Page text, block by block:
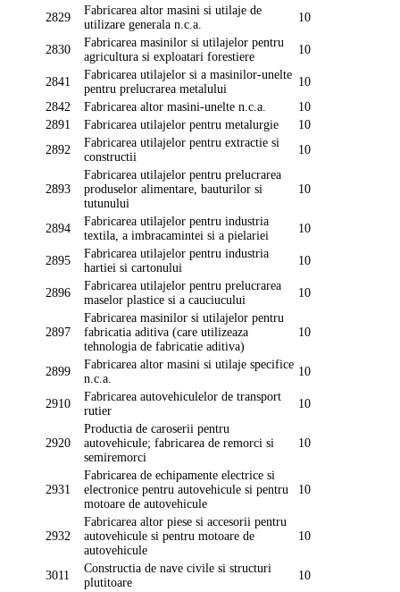
2829
Fabricarea altor masini si utilaje de
utilizare generala n.c.a.
10
2830
Fabricarea masinilor si utilajelor pentru
agricultura si exploatari forestiere
10
2841
Fabricarea utilajelor si a masinilor-unelte
pentru prelucrarea metalului
10
2842
Fabricarea altor masini-unelte n.c.a.
10
2891
Fabricarea utilajelor pentru metalurgie
10
2892
Fabricarea utilajelor pentru extractie si
constructii
10
2893
Fabricarea utilajelor pentru prelucrarea
produselor alimentare, bauturilor si
tutunului
10
2894
Fabricarea utilajelor pentru industria
textila, a imbracamintei si a pielariei
10
2895
Fabricarea utilajelor pentru industria
hartiei si cartonului
10
2896
Fabricarea utilajelor pentru prelucrarea
maselor plastice si a cauciucului
10
2897
Fabricarea masinilor si utilajelor pentru
fabricatia aditiva (care utilizeaza
tehnologia de fabricatie aditiva)
10
2899
Fabricarea altor masini si utilaje specifice
n.c.a.
10
2910
Fabricarea autovehiculelor de transport
rutier
10
2920
Productia de caroserii pentru
autovehicule; fabricarea de remorci si
semiremorci
10
2931
Fabricarea de echipamente electrice si
electronice pentru autovehicule si pentru
motoare de autovehicule
10
2932
Fabricarea altor piese si accesorii pentru
autovehicule si pentru motoare de
autovehicule
10
3011
Constructia de nave civile si structuri
plutitoare
10